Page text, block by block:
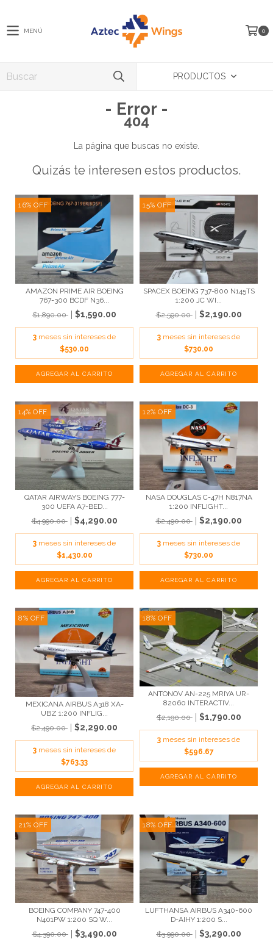
MENÚ 0
PRODUCTOS
- Error -
404
La página que buscas no existe.
Quizás te interesen estos productos.
16% OFF
AMAZON PRIME AIR BOEING
767-300 BCDF N36...
$1,890.00
$1,590.00
3 meses sin intereses de
$530.00
15% OFF
SPACEX BOEING 737-800 N145TS
1:200 JC WI...
$2,590.00
$2,190.00
3 meses sin intereses de
$730.00
14% OFF
QATAR AIRWAYS BOEING 777-
300 UEFA A7-BED...
$4,990.00
$4,290.00
3 meses sin intereses de
$1,430.00
12% OFF
NASA DOUGLAS C-47H N817NA
1:200 INFLIGHT...
$2,490.00
$2,190.00
3 meses sin intereses de
$730.00
8% OFF
MEXICANA AIRBUS A318 XA-
UBZ 1:200 INFLIG...
$2,490.00
$2,290.00
3 meses sin intereses de
$763.33
18% OFF
ANTONOV AN-225 MRIYA UR-
82060 INTERACTIV...
$2,190.00
$1,790.00
3 meses sin intereses de
$596.67
21% OFF
BOEING COMPANY 747-400
N401PW 1:200 SQ W...
$4,390.00
$3,490.00
18% OFF
LUFTHANSA AIRBUS A340-600
D-AIHY 1:200 S...
$3,990.00
$3,290.00